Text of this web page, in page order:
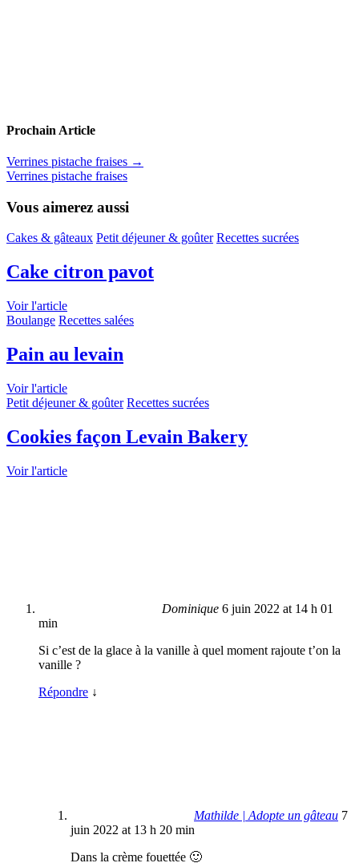
Prochain Article
Verrines pistache fraises →
Verrines pistache fraises
Vous aimerez aussi
Cakes & gâteaux Petit déjeuner & goûter Recettes sucrées
Cake citron pavot
Voir l'article
Boulange Recettes salées
Pain au levain
Voir l'article
Petit déjeuner & goûter Recettes sucrées
Cookies façon Levain Bakery
Voir l'article
Dominique 6 juin 2022 at 14 h 01
min
Si c’est de la glace à la vanille à quel moment rajoute t’on la
vanille ?
Répondre ↓
Mathilde | Adopte un gâteau 7
juin 2022 at 13 h 20 min
Dans la crème fouettée 🙂